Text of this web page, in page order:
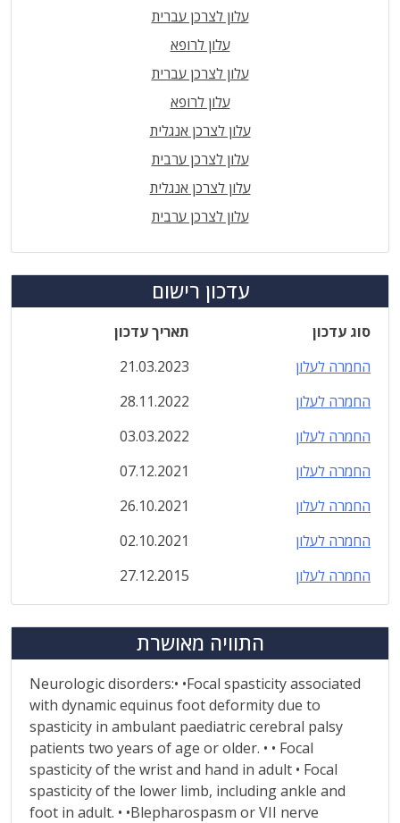
עלון לצרכן עברית
עלון לרופא
עלון לצרכן עברית
עלון לרופא
עלון לצרכן אנגלית
עלון לצרכן ערבית
עלון לצרכן אנגלית
עלון לצרכן ערבית
עדכון רישום
סוג עדכון
תאריך עדכון
החמרה לעלון
21.03.2023
החמרה לעלון
28.11.2022
החמרה לעלון
03.03.2022
החמרה לעלון
07.12.2021
החמרה לעלון
26.10.2021
החמרה לעלון
02.10.2021
החמרה לעלון
27.12.2015
התוויה מאושרת
Neurologic disorders:• •Focal spasticity associated
with dynamic equinus foot deformity due to
spasticity in ambulant paediatric cerebral palsy
patients two years of age or older. • • Focal
spasticity of the wrist and hand in adult • Focal
spasticity of the lower limb, including ankle and
foot in adult. • •Blepharospasm or VII nerve